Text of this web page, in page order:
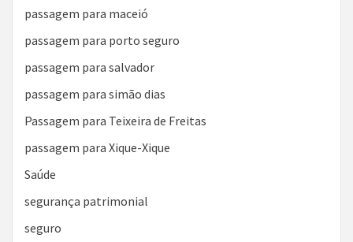
passagem para maceió
passagem para porto seguro
passagem para salvador
passagem para simão dias
Passagem para Teixeira de Freitas
passagem para Xique-Xique
Saúde
segurança patrimonial
seguro